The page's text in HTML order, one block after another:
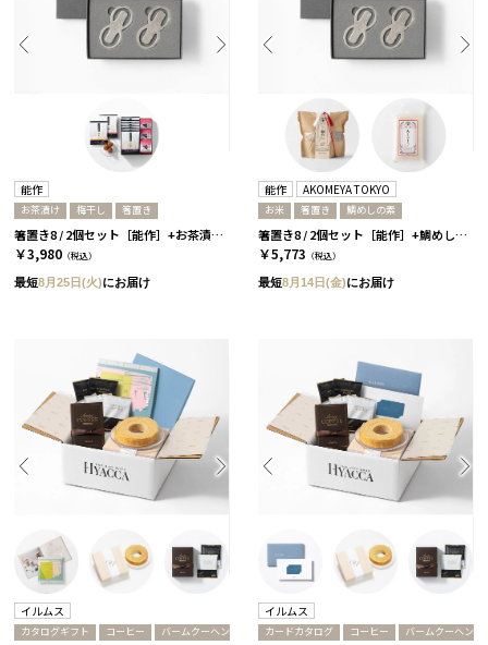
能作
お茶漬け 梅干し 箸置き
箸置き8 / 2個セット［能作］+お茶漬け＆梅干しセット
￥3,980 （税込）
最短8月25日(火)にお届け
能作 AKOMEYA TOKYO
お米 箸置き 鯛めしの素
箸置き8 / 2個セット［能作］+鯛めし+ありがとう米
￥5,773 （税込）
最短8月14日(金)にお届け
イルムス
カタログギフト コーヒー バームクーヘン
イルムス
カードカタログ コーヒー バームクーヘン